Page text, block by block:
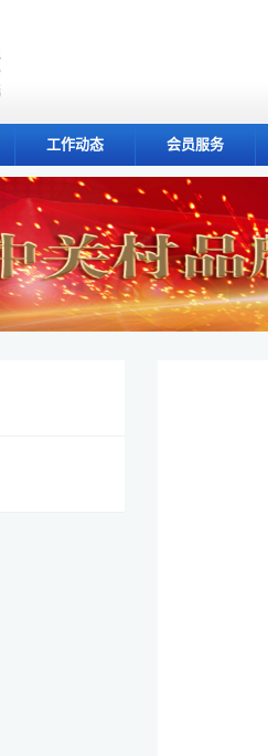
工作动态 会员服务